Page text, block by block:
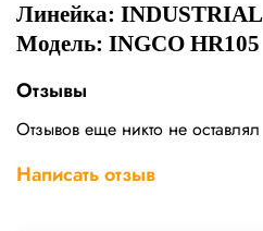
Линейка: INDUSTRIAL
Модель: INGCO HR105
Отзывы
Отзывов еще никто не оставлял
Написать отзыв